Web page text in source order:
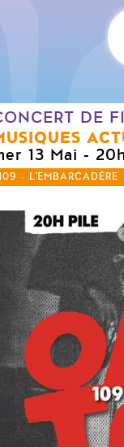
DE
13 Mai -
- L'EMBARCADÈRE